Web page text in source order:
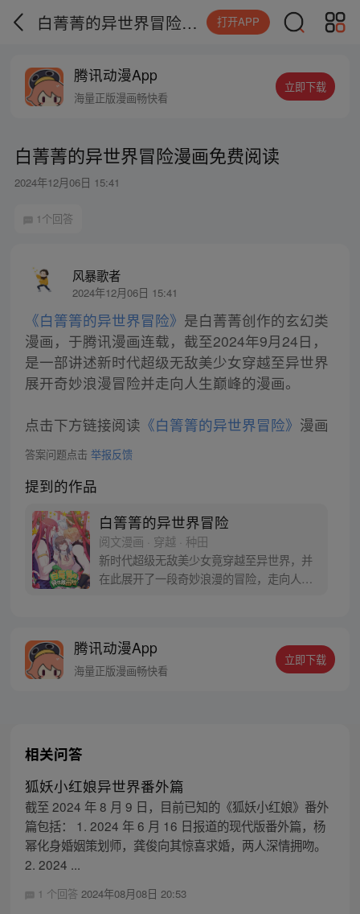
白菁菁的异世界冒险漫画免费阅读 打开APP
腾讯动漫App
海量正版漫画畅快看
立即下载
白菁菁的异世界冒险漫画免费阅读
2024年12月06日 15:41
1个回答
风暴歌者
2024年12月06日 15:41
《白箐箐的异世界冒险》 是白菁菁创作的玄幻类
漫画，于腾讯漫画连载，截至2024年9月24日，
是一部讲述新时代超级无敌美少女穿越至异世界
展开奇妙浪漫冒险并走向人生巅峰的漫画。
点击下方链接阅读 《白箐箐的异世界冒险》 漫画
答案问题点击 举报反馈
提到的作品
白箐箐的异世界冒险
阅文漫画 · 穿越 · 种田
新时代超级无敌美少女竟穿越至异世界，并
在此展开了一段奇妙浪漫的冒险，走向人生
腾讯动漫App
海量正版漫画畅快看
立即下载
相关问答
狐妖小红娘异世界番外篇
截至 2024 年 8 月 9 日，目前已知的《狐妖小红娘》番外
篇包括： 1. 2024 年 6 月 16 日报道的现代版番外篇，杨
幂化身婚姻策划师，龚俊向其惊喜求婚，两人深情拥吻。
2. 2024 ...
1 个回答 2024年08月08日 20:53